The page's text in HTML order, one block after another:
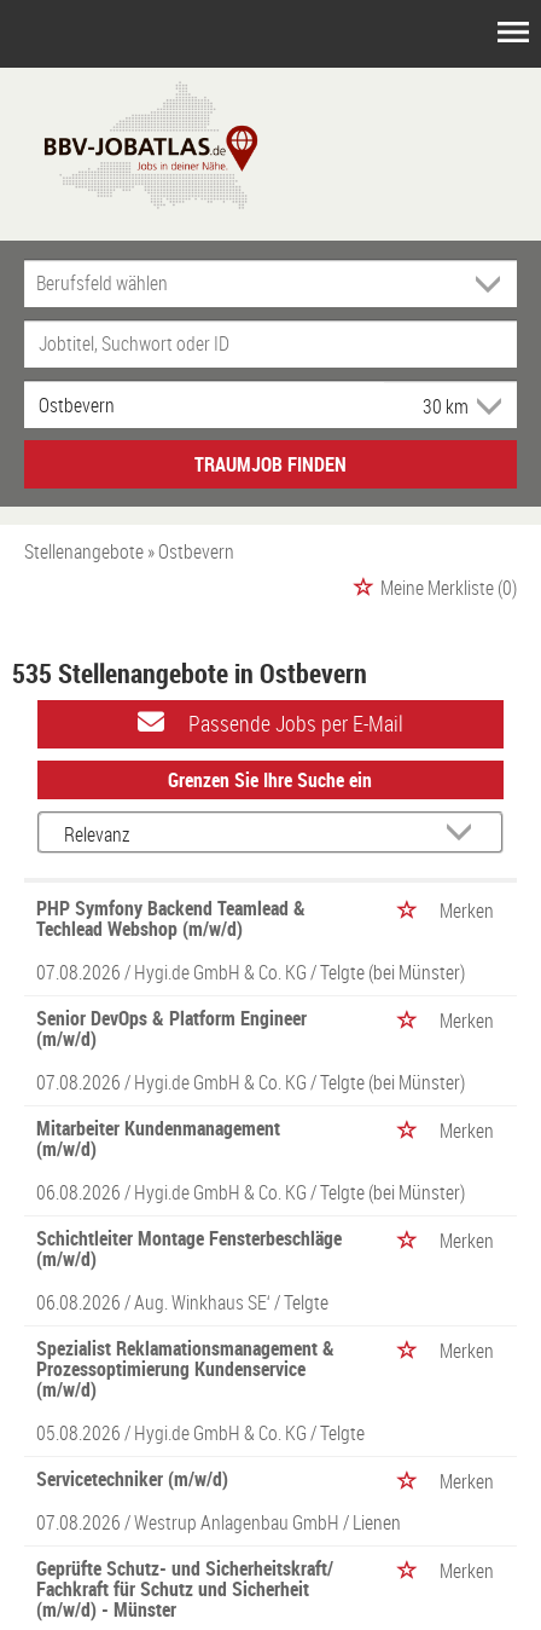
TRAUMJOB FINDEN
Stellenangebote Ostbevern
Meine Merkliste(0)
535 Stellenangebote in Ostbevern
Passende Jobs per E-Mail
Grenzen Sie Ihre Suche ein
PHP Symfony Backend Teamlead &
Techlead Webshop (m/w/d)
Merken
07.08.2026 /Hygi.de GmbH & Co. KG/ Telgte (bei Münster)
Senior DevOps & Platform Engineer
(m/w/d)
Merken
07.08.2026 /Hygi.de GmbH & Co. KG/ Telgte (bei Münster)
Mitarbeiter Kundenmanagement
(m/w/d)
Merken
06.08.2026 /Hygi.de GmbH & Co. KG/ Telgte (bei Münster)
Schichtleiter Montage Fensterbeschläge
(m/w/d)
Merken
06.08.2026 /Aug. Winkhaus SE‘/ Telgte
Spezialist Reklamationsmanagement &
Prozessoptimierung Kundenservice
(m/w/d)
Merken
05.08.2026 /Hygi.de GmbH & Co. KG/ Telgte
Servicetechniker (m/w/d)
Merken
07.08.2026 /Westrup Anlagenbau GmbH/ Lienen
Geprüfte Schutz- und Sicherheitskraft/
Fachkraft für Schutz und Sicherheit
(m/w/d) - Münster
Merken